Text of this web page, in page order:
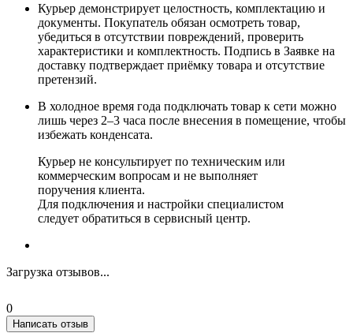
Курьер демонстрирует целостность, комплектацию и
документы. Покупатель обязан осмотреть товар,
убедиться в отсутствии повреждений, проверить
характеристики и комплектность. Подпись в Заявке на
доставку подтверждает приёмку товара и отсутствие
претензий.
В холодное время года подключать товар к сети можно
лишь через 2–3 часа после внесения в помещение, чтобы
избежать конденсата.
Курьер не консультирует по техническим или
коммерческим вопросам и не выполняет
поручения клиента.
Для подключения и настройки специалистом
следует обратиться в сервисный центр.
Загрузка отзывов...
0
Написать отзыв